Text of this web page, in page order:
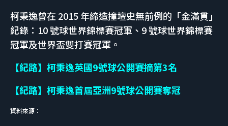
柯秉逸曾在 2015 年締造撞壇史無前例的「金滿貫」
紀錄：10 號球世界錦標賽冠軍、9 號球世界錦標賽
冠軍及世界盃雙打賽冠軍。
【紀路】柯秉逸英國9號球公開賽摘第3名
【紀路】柯秉逸首屆亞洲9號球公開賽奪冠
資料來源：